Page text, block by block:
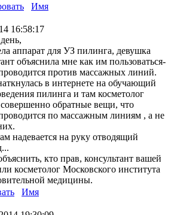
Имя
16:58:17
аппарат для УЗ пилинга, девушка
объяснила мне как им пользоваться-
против массажных линий.
в интернете на обучающий
пилинга и там косметолог
обратные вещи, что
по массажным линиям , а не
надевается на руку отводящий
кто прав, консультант вашей
косметолог Московского института
медицины.
Имя